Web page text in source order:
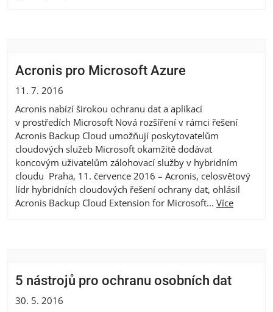
Acronis pro Microsoft Azure
11. 7. 2016
Acronis nabízí širokou ochranu dat a aplikací
v prostředích Microsoft Nová rozšíření v rámci řešení
Acronis Backup Cloud umožňují poskytovatelům
cloudových služeb Microsoft okamžitě dodávat
koncovým uživatelům zálohovací služby v hybridním
cloudu Praha, 11. července 2016 – Acronis, celosvětový
lídr hybridních cloudových řešení ochrany dat, ohlásil
Acronis Backup Cloud Extension for Microsoft... Více
5 nástrojů pro ochranu osobních dat
30. 5. 2016